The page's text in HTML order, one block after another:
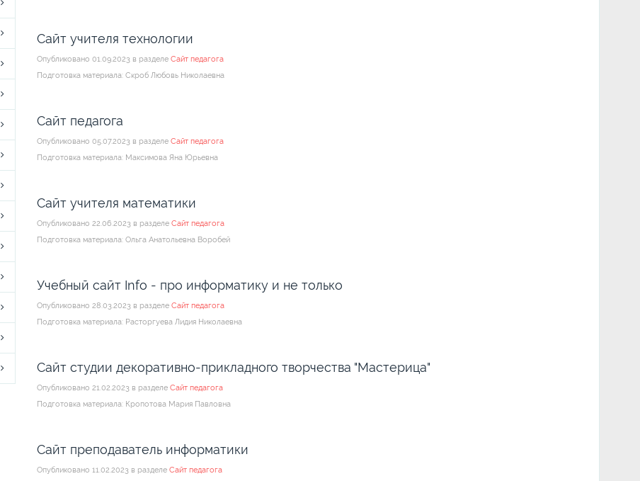
Сайт учителя технологии
Опубликовано 01.09.2023 в разделе Сайт педагога
Подготовка материала: Скроб Любовь Николаевна
Сайт педагога
Опубликовано 05.07.2023 в разделе Сайт педагога
Подготовка материала: Максимова Яна Юрьевна
Сайт учителя математики
Опубликовано 22.06.2023 в разделе Сайт педагога
Подготовка материала: Ольга Анатольевна Воробей
Учебный сайт Info - про информатику и не только
Опубликовано 28.03.2023 в разделе Сайт педагога
Подготовка материала: Расторгуева Лидия Николаевна
Сайт студии декоративно-прикладного творчества "Мастерица"
Опубликовано 21.02.2023 в разделе Сайт педагога
Подготовка материала: Кропотова Мария Павловна
Сайт преподаватель информатики
Опубликовано 11.02.2023 в разделе Сайт педагога